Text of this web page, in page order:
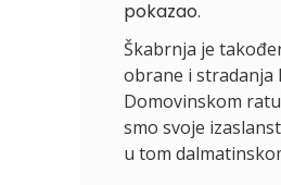
pokazao.
Škabrnja je
obrane i stradanja
Domovinskom
smo svoje
u tom